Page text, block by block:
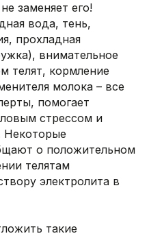
заменяет его!
вода, тень,
прохладная
внимательное
телят, кормление
молока – все
помогает
стрессом и
Некоторые
о положительном
телятам
электролита в
такие